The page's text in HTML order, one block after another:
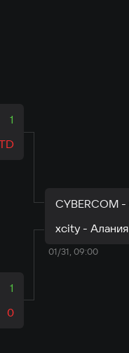
1
1
0
xcity - Алания
01/31, 09:00